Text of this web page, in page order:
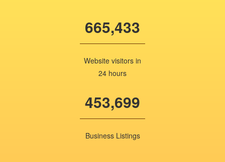
665,433
Website visitors in
24 hours
453,699
Business Listings